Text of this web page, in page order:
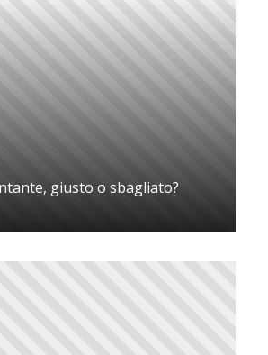
giusto o sbagliato?